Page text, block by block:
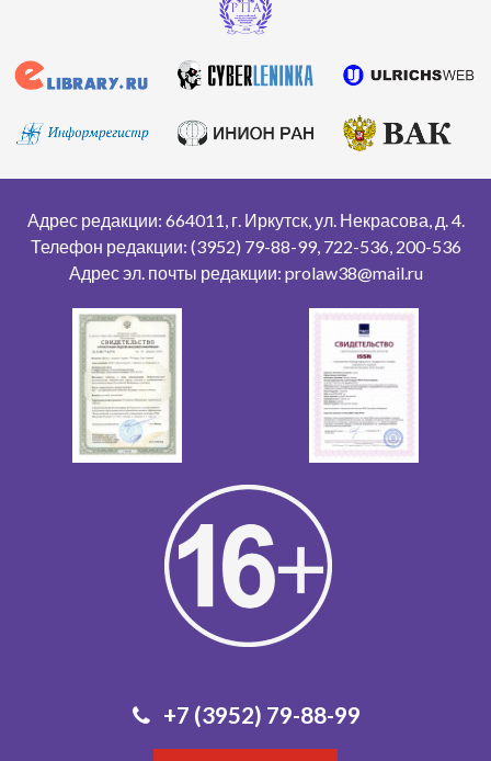
Адрес редакции: 664011, г. Иркутск, ул. Некрасова, д. 4.
Телефон редакции: (3952) 79-88-99, 722-536, 200-536
Адрес эл. почты редакции: prolaw38@mail.ru
+7 (3952) 79-88-99